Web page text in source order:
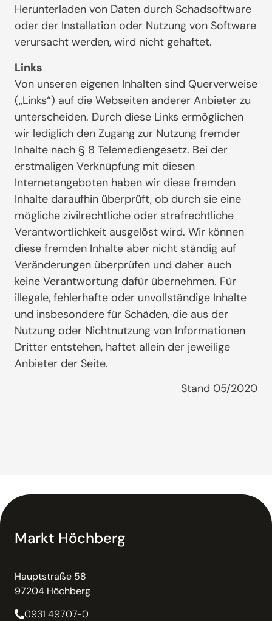
Herunterladen von Daten durch Schadsoftware
oder der Installation oder Nutzung von Software
verursacht werden, wird nicht gehaftet.
Links
Von unseren eigenen Inhalten sind Querverweise
(„Links“) auf die Webseiten anderer Anbieter zu
unterscheiden. Durch diese Links ermöglichen
wir lediglich den Zugang zur Nutzung fremder
Inhalte nach § 8 Telemediengesetz. Bei der
erstmaligen Verknüpfung mit diesen
Internetangeboten haben wir diese fremden
Inhalte daraufhin überprüft, ob durch sie eine
mögliche zivilrechtliche oder strafrechtliche
Verantwortlichkeit ausgelöst wird. Wir können
diese fremden Inhalte aber nicht ständig auf
Veränderungen überprüfen und daher auch
keine Verantwortung dafür übernehmen. Für
illegale, fehlerhafte oder unvollständige Inhalte
und insbesondere für Schäden, die aus der
Nutzung oder Nichtnutzung von Informationen
Dritter entstehen, haftet allein der jeweilige
Anbieter der Seite.
Stand 05/2020
Markt Höchberg
Hauptstraße 58
97204 Höchberg
0931 49707-0